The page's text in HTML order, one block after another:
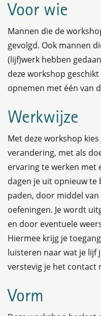
Voor wie
Mannen die de
gevolgd. Ook mannen
(lijf)werk hebben
deze workshop
opnemen met één van
Werkwijze
Met deze workshop
verandering, met als
ervaring te werken met
dagen je uit opnieuw te
paden, door middel
oefeningen. Je wordt
en door eventuele
Hiermee krijg je
luisteren naar wat je lijf
verstevig je het contact
Vorm